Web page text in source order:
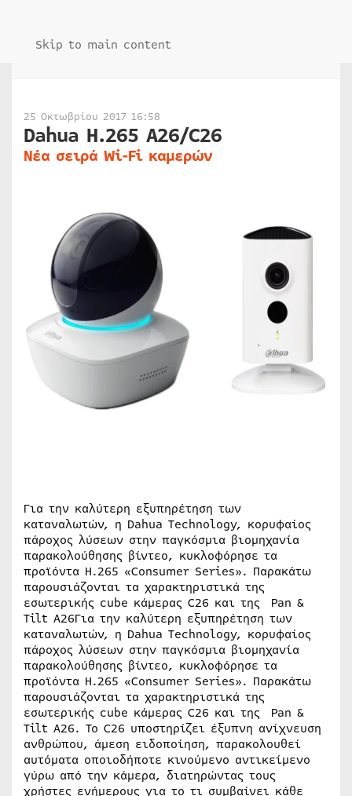
Skip to main content
25 Οκτωβρίου 2017 16:58
Dahua H.265 A26/C26
Νέα σειρά Wi-Fi καμερών
Για την καλύτερη εξυπηρέτηση των
καταναλωτών, η Dahua Technology, κορυφαίος
πάροχος λύσεων στην παγκόσμια βιομηχανία
παρακολούθησης βίντεο, κυκλοφόρησε τα
προϊόντα H.265 «Consumer Series». Παρακάτω
παρουσιάζονται τα χαρακτηριστικά της
εσωτερικής cube κάμερας C26 και της Pan &
Tilt A26Για την καλύτερη εξυπηρέτηση των
καταναλωτών, η Dahua Technology, κορυφαίος
πάροχος λύσεων στην παγκόσμια βιομηχανία
παρακολούθησης βίντεο, κυκλοφόρησε τα
προϊόντα H.265 «Consumer Series». Παρακάτω
παρουσιάζονται τα χαρακτηριστικά της
εσωτερικής cube κάμερας C26 και της Pan &
Tilt A26. Το C26 υποστηρίζει έξυπνη ανίχνευση
ανθρώπου, άμεση ειδοποίηση, παρακολουθεί
αυτόματα οποιοδήποτε κινούμενο αντικείμενο
γύρω από την κάμερα, διατηρώντας τους
χρήστες ενήμερους για το τι συμβαίνει κάθε